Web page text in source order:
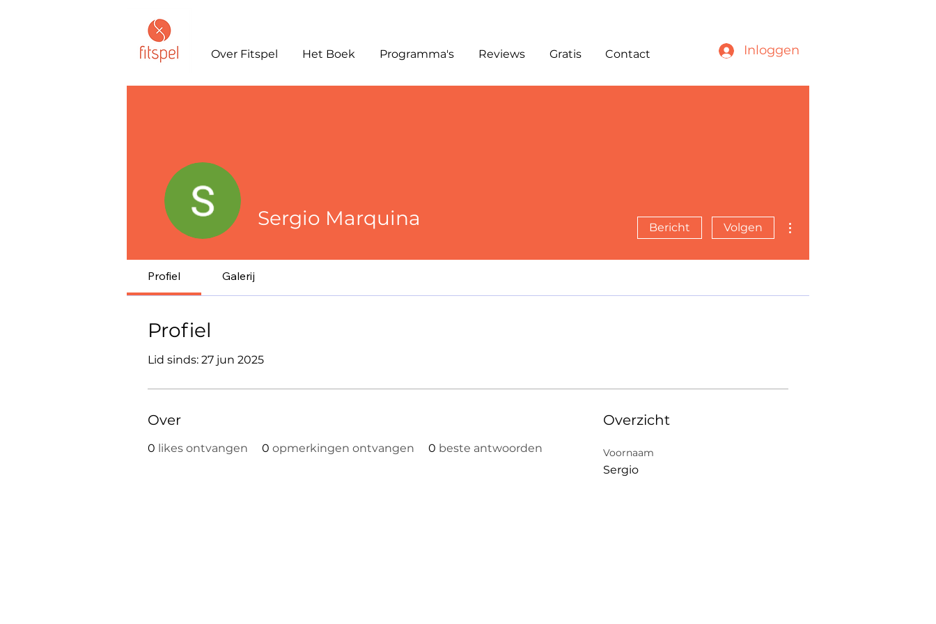
Over Fitspel Het Boek Programma's Reviews Gratis Contact Inloggen
Sergio Marquina Bericht Volgen
Profiel Galerij
Profiel
Lid sinds: 27 jun 2025
Over
0 likes ontvangen 0 opmerkingen ontvangen 0 beste antwoorden
Overzicht
Voornaam
Sergio